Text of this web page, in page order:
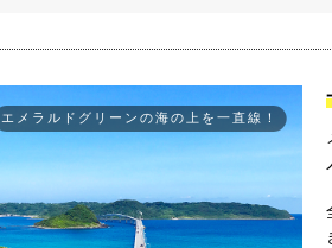
エメラルドグリーンの海の上を一直線！